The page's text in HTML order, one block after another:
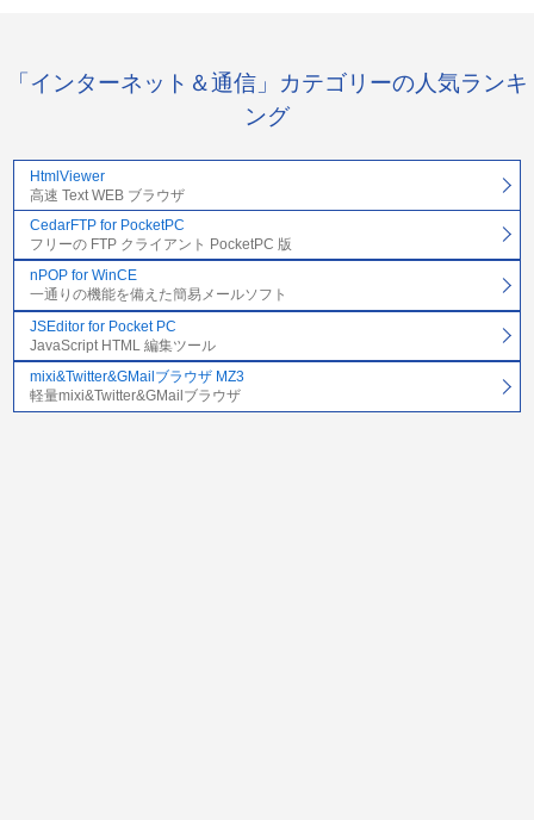
「インターネット＆通信」カテゴリーの人気ランキ
ング
HtmlViewer
高速 Text WEB ブラウザ
CedarFTP for PocketPC
フリーの FTP クライアント PocketPC 版
nPOP for WinCE
一通りの機能を備えた簡易メールソフト
JSEditor for Pocket PC
JavaScript HTML 編集ツール
mixi&Twitter&GMailブラウザ MZ3
軽量mixi&Twitter&GMailブラウザ